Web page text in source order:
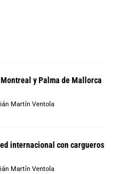
y Palma de Mallorca
Martín Ventola
internacional con cargueros
Martín Ventola